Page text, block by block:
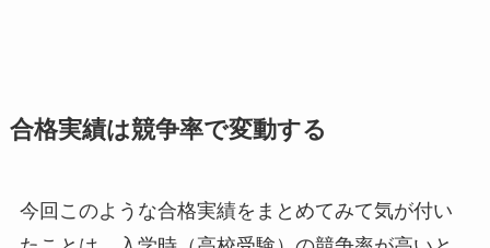
合格実績は競争率で変動する
今回このような合格実績をまとめてみて気が付い